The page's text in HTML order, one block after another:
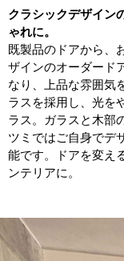
クラシックデザイン
ゃれに。
既製品のドアから、
ザインのオーダード
なり、上品な雰囲気
ラスを採用し、光を
ラス。ガラスと木部
ツミではご自身でデ
能です。ドアを変え
ンテリアに。